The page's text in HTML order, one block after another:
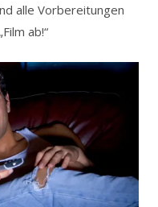
alle Vorbereitungen
ab!“